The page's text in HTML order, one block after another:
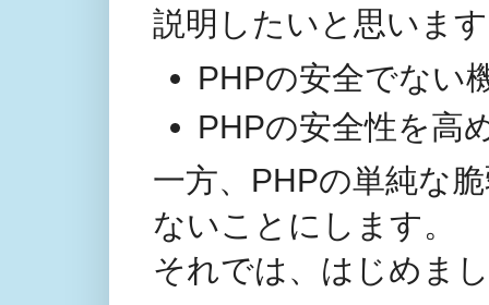
説明したいと思いま
PHPの安全でない
PHPの安全性を高
一方、PHPの単純な
ないことにします。
それでは、はじめま